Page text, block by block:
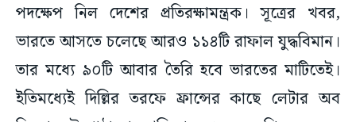
পদক্ষেপ নিল দেশের প্রতিরক্ষামন্ত্রক। সূত্রের খবর,
ভারতে আসতে চলেছে আরও ১১৪টি রাফাল যুদ্ধবিমান।
তার মধ্যে ৯০টি আবার তৈরি হবে ভারতের মাটিতেই।
ইতিমধ্যেই দিল্লির তরফে ফ্রান্সের কাছে লেটার অব